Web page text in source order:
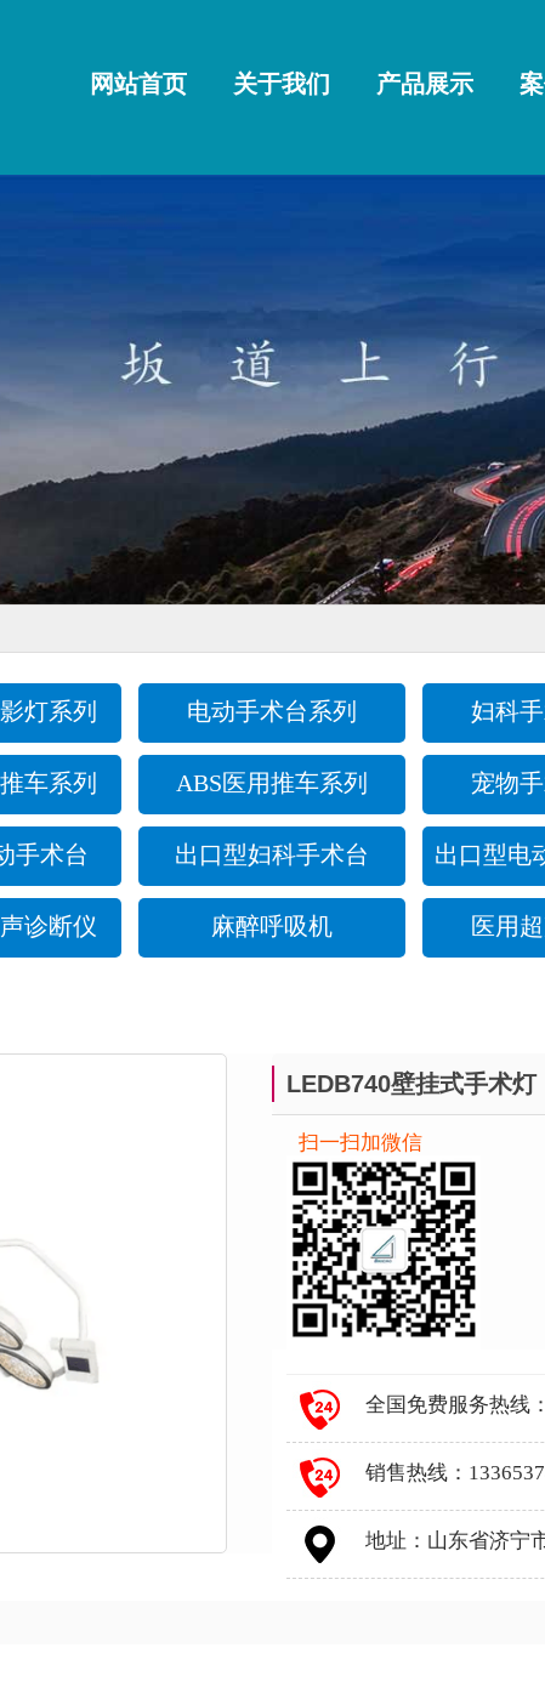
网站首页 关于我们 产品展示
灯系列 电动手术台系列 妇科
车系列 ABS医用推车系列 宠物
手术台 出口型妇科手术台 出口型电
诊断仪 麻醉呼吸机 医用
LEDB740壁挂式手术灯
扫一扫加微信
全国免费服务热线
销售热线：
地址：山东省济宁